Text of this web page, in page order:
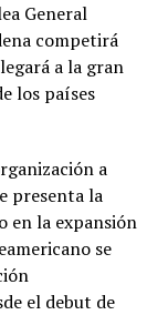
General
competirá
a la gran
los países
a
presenta la
en la expansión
se
el debut de